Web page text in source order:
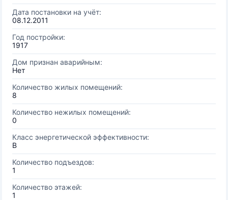
Дата постановки на учёт:
08.12.2011
Год постройки:
1917
Дом признан аварийным:
Нет
Количество жилых помещений:
8
Количество нежилых помещений:
0
Класс энергетической эффективности:
B
Количество подъездов:
1
Количество этажей:
1